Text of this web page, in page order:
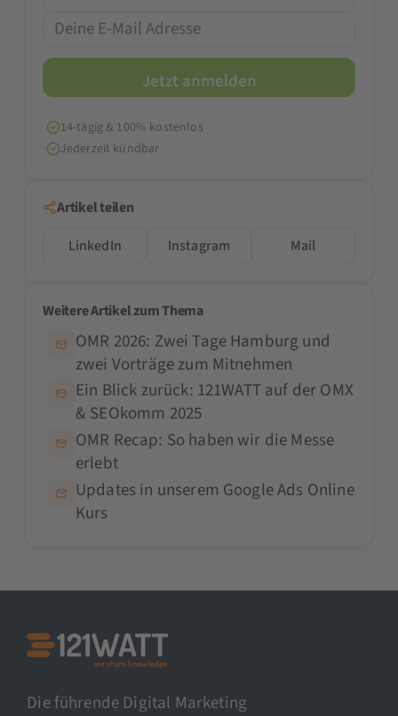
14-tägig & 100% kostenlos
Jederzeit kündbar
Artikel teilen
LinkedIn
Instagram Mail
Weitere Artikel zum Thema
OMR 2026: Zwei Tage Hamburg und
zwei Vorträge zum Mitnehmen
Ein Blick zurück: 121WATT auf der OMX
& SEOkomm 2025
OMR Recap: So haben wir die Messe
erlebt
Updates in unserem Google Ads Online
Kurs
Die führende Digital Marketing